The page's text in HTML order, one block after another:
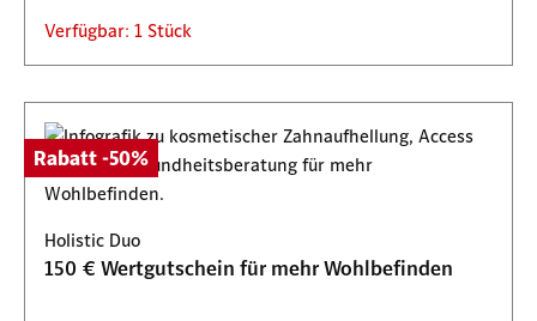
Verfügbar: 1 Stück
Rabatt -50%
Holistic Duo
150 € Wertgutschein für mehr Wohlbefinden